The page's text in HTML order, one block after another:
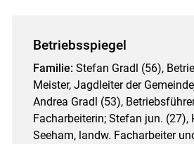
Betriebsspiegel
Familie: Stefan Gradl (56),
Meister, Jagdleiter der
Andrea Gradl (53),
Facharbeiterin; Stefan jun.
Seeham, landw. Facharbeiter